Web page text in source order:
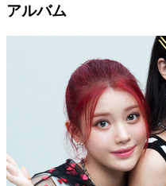
アルバム